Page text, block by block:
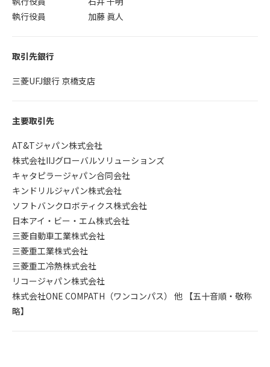
執行役員 加藤 眞人
取引先銀行
三菱UFJ銀行 京橋支店
主要取引先
AT&Tジャパン株式会社
株式会社IIJグローバルソリューションズ
キャタピラージャパン合同会社
キンドリルジャパン株式会社
ソフトバンクロボティクス株式会社
日本アイ・ビー・エム株式会社
三菱自動車工業株式会社
三菱重工業株式会社
三菱重工冷熱株式会社
リコージャパン株式会社
株式会社ONE COMPATH（ワンコンパス） 他 【五十音順・敬称
略】